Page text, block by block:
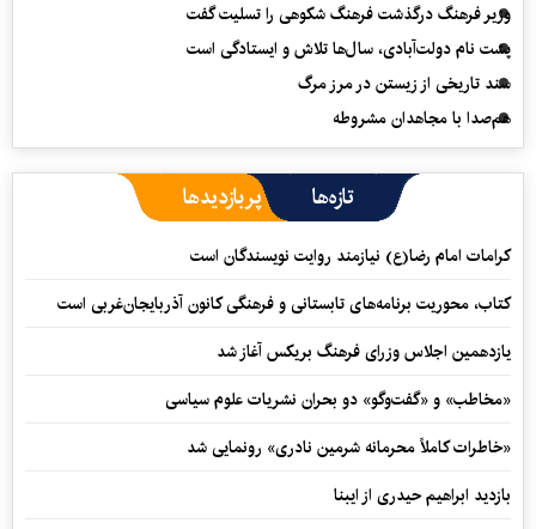
وزیر فرهنگ درگذشت فرهنگ شکوهی را تسلیت گفت
پشت نام دولت‌آبادی، سال‌ها تلاش و ایستادگی است
سند تاریخی از زیستن در مرز مرگ
هم‌صدا با مجاهدان مشروطه
تازه‌ها پربازدیدها
کرامات امام رضا(ع) نیازمند روایت نویسندگان است
کتاب، محوریت برنامه‌های تابستانی و فرهنگی کانون آذربایجان‌غربی است
یازدهمین اجلاس وزرای فرهنگ بریکس آغاز شد
«مخاطب» و «گفت‌وگو» دو بحران نشریات علوم سیاسی
«خاطرات کاملاً محرمانه شرمین نادری» رونمایی شد
بازدید ابراهیم حیدری از ایبنا